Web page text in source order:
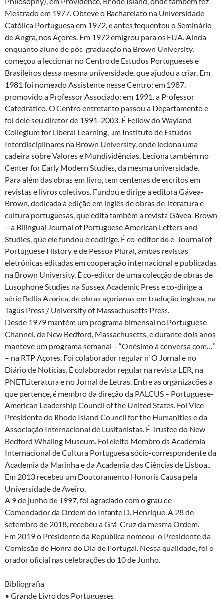
Mestrado em 1977. Obteve o Bacharelato na Universidade
Católica Portuguesa em 1972, e antes fequentou o Seminário
de Angra, nos Açores. Em 1972 emigrou para os EUA. Ainda
enquanto aluno de pós-graduação na Brown University,
começou a leccionar no Centro de Estudos Portugueses e
Brasileiros dessa mesma universidade, que ajudou a criar. Em
1981 foi nomeado Assistente nesse Centro; em 1987,
promovido a Professor Associado; em 1991, a Professor
Catedrático. O Centro entretanto passou a Departamento e
foi dele seu diretor de 1991-2003. É Fellow do Wayland
Collegium for Liberal Learning, um Instituto de Estudos
Interdisciplinares na Brown University, onde leciona uma
cadeira sobre Valores e Mundividências. Leciona também no
Center for Early Modern Studies, da mesma universidade.
Para além das obras em livro, tem centenas de escritos em
revistas e livros coletivos. Fundou e dirige a editora Gávea-
Brown, dedicada à edição em inglês de obras de literatura e
cultura portuguesas, que edita também a revista Gávea-Brown
– a Bilingual Journal of Portuguese American Letters and
Studies, que ele fundou e codirige. É co-editor do e-Journal of
Portuguese History e de Pessoa Plural, ambas revistas
eletrónicas editadas em cooperação internacional e publicadas
na Brown University. É co-editor de uma colecção de obras de
Lusophone Studies na Sussex Academic Press e co-dirige a
série Bellis Azorica, de obras açorianas em tradução inglesa, na
Tagus Press / University of Massachusetts Press.
Desde 1979 mantém um programa bimensal no Portuguese
Channel, de New Bedford, Massachusetts, e durante dois anos
manteve um programa semanal – “Onésimo à conversa com…”
– na RTP Açores. Foi colaborador regular n’ O Jornal e no
Diário de Notícias. É colaborador regular na revista LER, na
PNETLiteratura e no Jornal de Letras. Entre as organizacões a
que pertence, é membro da direção da PALCUS – Portuguese-
American Leadership Council of the United States. Foi Vice-
Presidente do Rhode Island Council for the Humanities e da
Associação Internacional de Lusitanistas. É Trustee do New
Bedford Whaling Museum. Foi eleito Membro da Academia
Internacional de Cultura Portuguesa sócio-correspondente da
Academia da Marinha e da Academia das Ciências de Lisboa..
Em 2013 recebeu um Doutoramento Honoris Causa pela
Universidade de Aveiro.
A 9 de junho de 1997, foi agraciado com o grau de
Comendador da Ordem do Infante D. Henrique. A 28 de
setembro de 2018, recebeu a Grã-Cruz da mesma Ordem.
Em 2019 o Presidente da República nomeou-o Presidente da
Comissão de Honra do Dia de Portugal. Nessa qualidade, foi o
orador oficial nas celebrações do 10 de Junho.
Bibliografia
• Grande Livro dos Portugueses